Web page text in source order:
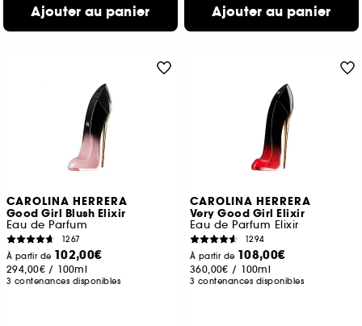
Ajouter au panier Ajouter au panier
CAROLINA HERRERA
Good Girl Blush Elixir
Eau de Parfum
1267
À partir de 102,00€
294,00€ / 100ml
3 contenances disponibles
CAROLINA HERRERA
Very Good Girl Elixir
Eau de Parfum Elixir
1294
À partir de 108,00€
360,00€ / 100ml
3 contenances disponibles